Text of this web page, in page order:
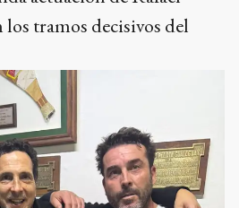
tramos decisivos del